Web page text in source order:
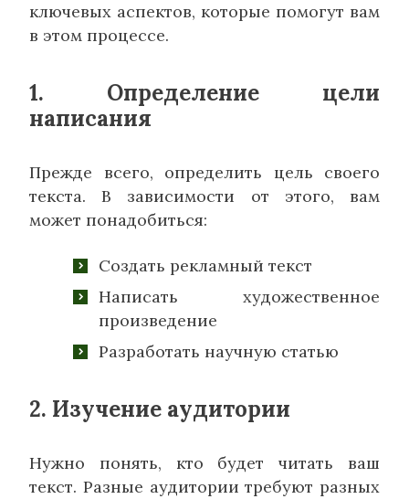
ключевых аспектов, которые помогут вам
в этом процессе.
1. Определение цели
написания
Прежде всего, определить цель своего
текста. В зависимости от этого, вам
может понадобиться:
Создать рекламный текст
Написать художественное
произведение
Разработать научную статью
2. Изучение аудитории
Нужно понять, кто будет читать ваш
текст. Разные аудитории требуют разных